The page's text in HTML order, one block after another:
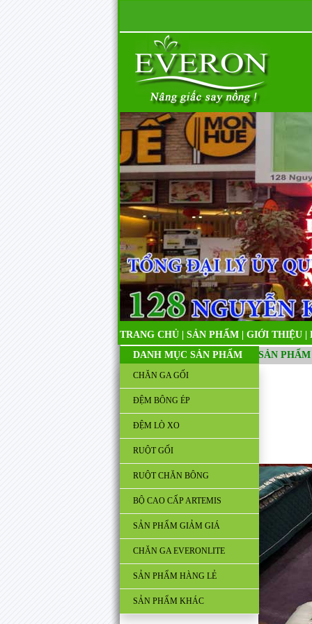
TRANG CHỦ SẢN PHẨM GIỚI THIỆU
DANH MỤC SẢN PHẨM
CHĂN GA GỐI
ĐỆM BÔNG ÉP
ĐỆM LÒ XO
RUỘT GỐI
RUỘT CHĂN BÔNG
BỘ CAO CẤP ARTEMIS
SẢN PHẨM GIẢM GIÁ
CHĂN GA EVERONLITE
SẢN PHẨM HÀNG LẺ
SẢN PHẨM KHÁC
SẢN